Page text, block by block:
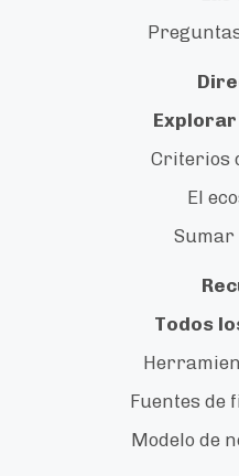
Criterios
El
Sumar
Todos
Fuentes de
Modelo de